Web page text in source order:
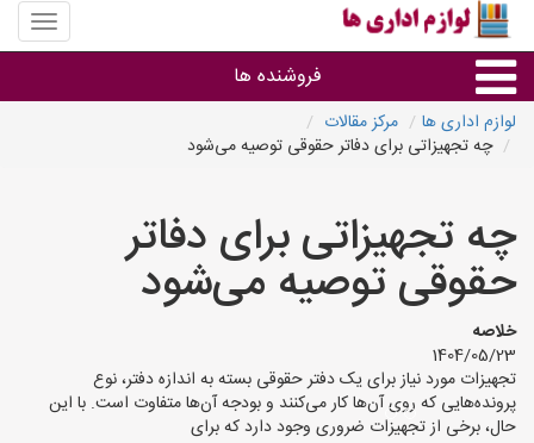
منوی
سایت
اداری
فروشنده ها
گروه ها
استان ها
لوازم اداری ها
مرکز مقالات
چه تجهیزاتی برای دفاتر حقوقی توصیه می‌شود
چه تجهیزاتی برای دفاتر
حقوقی توصیه می‌شود
خلاصه
1404/05/23
تجهیزات مورد نیاز برای یک دفتر حقوقی بسته به اندازه دفتر، نوع
پرونده‌هایی که روی آن‌ها کار می‌کنند و بودجه آن‌ها متفاوت است. با این
حال، برخی از تجهیزات ضروری وجود دارد که برای